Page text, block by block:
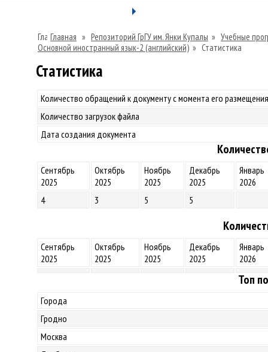
Главная » Репозиторий ГрГУ им. Янки Купалы » Учебные
Основной иностранный язык-2 (английский) » Статистика
Статистика
Количество обращений к документу с момента его
Количество загрузок файла
Дата создания документа
Сентябрь
2025
Октябрь
2025
Ноябрь
2025
Декабрь
2025
Январь
2026
4
3 5 5
Сентябрь
2025
Октябрь
2025
Ноябрь
2025
Декабрь
2025
Январь
2026
Топ
Города
Гродно
Москва